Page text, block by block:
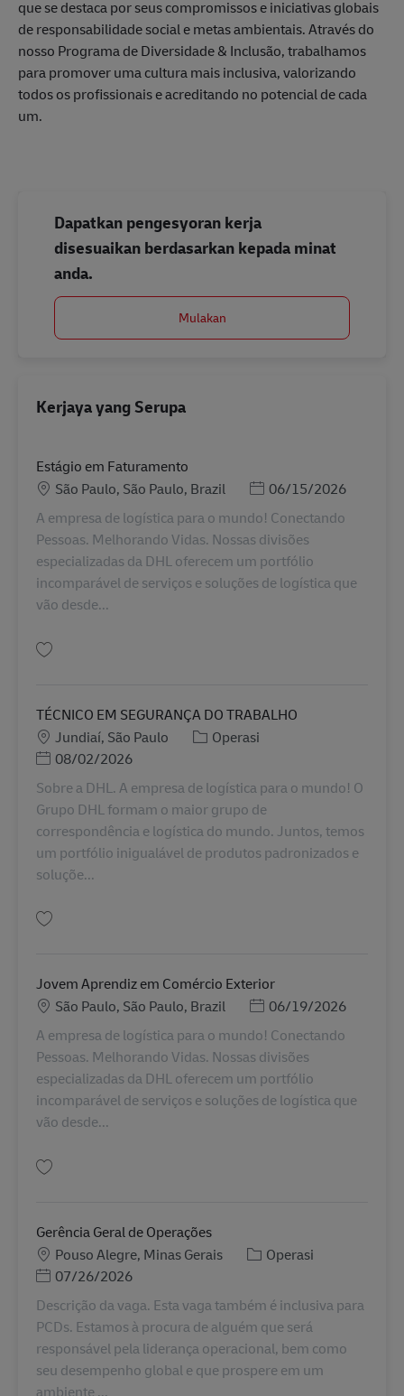
que se destaca por seus compromissos e iniciativas globais
de responsabilidade social e metas ambientais. Através do
nosso Programa de Diversidade & Inclusão, trabalhamos
para promover uma cultura mais inclusiva, valorizando
todos os profissionais e acreditando no potencial de cada
um.
Dapatkan pengesyoran kerja
disesuaikan berdasarkan kepada minat
anda.
Mulakan
Kerjaya yang Serupa
Estágio em Faturamento
LokasiSão Paulo, São Paulo, Brazil Posted Date
06/15/2026
A empresa de logística para o mundo! Conectando
Pessoas. Melhorando Vidas. Nossas divisões
especializadas da DHL oferecem um portfólio
incomparável de serviços e soluções de logística que
vão desde...
TÉCNICO EM SEGURANÇA DO TRABALHO
LokasiJundiaí, São Paulo Kategori
Operasi
Posted Date
08/02/2026
Sobre a DHL. A empresa de logística para o mundo! O
Grupo DHL formam o maior grupo de
correspondência e logística do mundo. Juntos, temos
um portfólio inigualável de produtos padronizados e
soluçõe...
Jovem Aprendiz em Comércio Exterior
LokasiSão Paulo, São Paulo, Brazil Posted Date
06/19/2026
A empresa de logística para o mundo! Conectando
Pessoas. Melhorando Vidas. Nossas divisões
especializadas da DHL oferecem um portfólio
incomparável de serviços e soluções de logística que
vão desde...
Gerência Geral de Operações
LokasiPouso Alegre, Minas Gerais Kategori
Operasi
Posted Date
07/26/2026
Descrição da vaga. Esta vaga também é inclusiva para
PCDs. Estamos à procura de alguém que será
responsável pela liderança operacional, bem como
seu desempenho global e que prospere em um
ambiente ...